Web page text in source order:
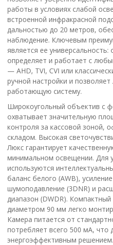
работы в условиях слабой
встроенной инфракрасной
дальностью до 20 метров,
наблюдение. Ключевым
является ее универсальность:
определяет и работает с
— AHD, TVI, CVI или
ручной настройки и
работающую систему.
Широкоугольный объектив с
охватывает значительную
контроля за кассовой зоной,
складом. Высокая
Люкс гарантирует
минимальном освещении. Для
используются
баланс белого (AWB),
шумоподавление (3DNR) и
диапазон (DWDR).
диаметром 90 мм легко
Камера питается от
потребляет всего 500 мА, что
энергоэффективным